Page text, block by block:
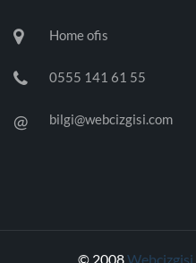
Home ofis
0555 141 61 55
@ bilgi@webcizgisi.com
© 2008Webcizgisi